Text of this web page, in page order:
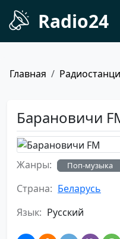
Radio24
Главная
Барановичи
Жанры: Поп-музыка
Страна: Беларусь
Язык: Русский